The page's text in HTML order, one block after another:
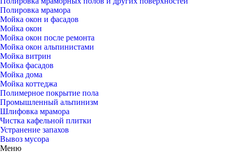
Полировка мрамора
Мойка окон и фасадов
Мойка окон
Мойка окон после ремонта
Мойка окон альпинистами
Мойка витрин
Мойка фасадов
Мойка дома
Мойка коттеджа
Полимерное покрытие пола
Промышленный альпинизм
Шлифовка мрамора
Чистка кафельной плитки
Устранение запахов
Вывоз мусора
Меню